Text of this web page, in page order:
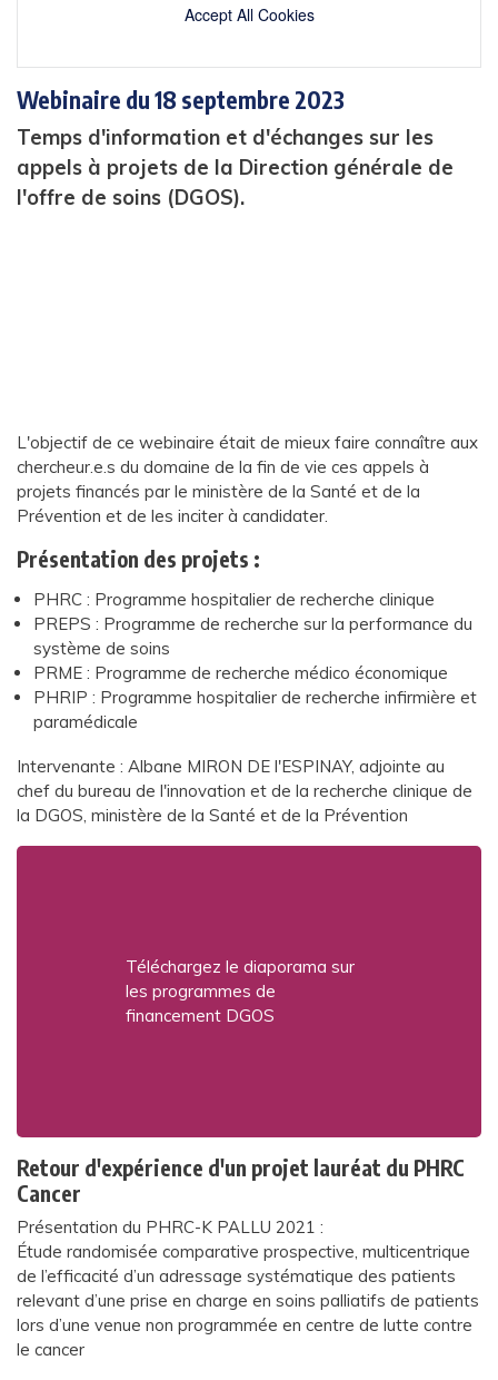
Accept All Cookies
Webinaire du 18 septembre 2023
Temps d'information et d'échanges sur les
appels à projets de la Direction générale de
l'offre de soins (DGOS).
L'objectif de ce webinaire était de mieux faire connaître aux
chercheur.e.s du domaine de la fin de vie ces appels à
projets financés par le ministère de la Santé et de la
Prévention et de les inciter à candidater.
Présentation des projets :
PHRC : Programme hospitalier de recherche clinique
PREPS : Programme de recherche sur la performance du
système de soins
PRME : Programme de recherche médico économique
PHRIP : Programme hospitalier de recherche infirmière et
paramédicale
Intervenante : Albane MIRON DE l'ESPINAY, adjointe au
chef du bureau de l'innovation et de la recherche clinique de
la DGOS, ministère de la Santé et de la Prévention
Téléchargez le diaporama sur
les programmes de
financement DGOS
Retour d'expérience d'un projet lauréat du PHRC
Cancer
Présentation du PHRC-K PALLU 2021 :
Étude randomisée comparative prospective, multicentrique
de l’efficacité d’un adressage systématique des patients
relevant d’une prise en charge en soins palliatifs de patients
lors d’une venue non programmée en centre de lutte contre
le cancer